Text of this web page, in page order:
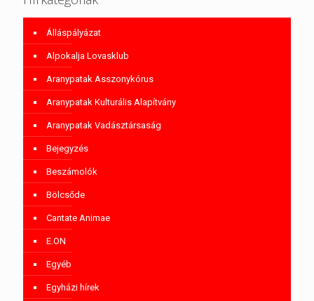
Álláspályázat
Alpokalja Lovasklub
Aranypatak Asszonykórus
Aranypatak Kulturális Alapítvány
Aranypatak Vadásztársaság
Bejegyzés
Beszámolók
Bölcsőde
Cantate Animae
E.ON
Egyéb
Egyházi hírek